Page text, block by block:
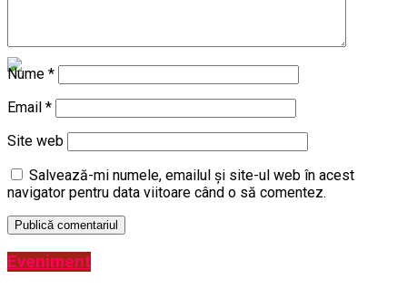
Nume *
Email *
Site web
Salvează-mi numele, emailul și site-ul web în acest
navigator pentru data viitoare când o să comentez.
Eveniment